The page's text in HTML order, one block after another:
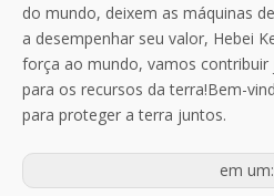
do mundo, deixem as máquinas
a desempenhar seu valor, Hebei
força ao mundo, vamos
para os recursos da terra!Bem-
para proteger a terra juntos.
em um: